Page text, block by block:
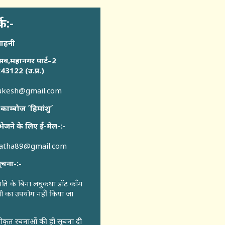
पार्ट–2
(उ.प्र.)
´हिमांशु´
के लिए ई-मेल-:-
:-
के बिना लघुकथा डॉट कॉंम
का उपयोग नहीं किया जा
रचनाओं की ही सूचना दी